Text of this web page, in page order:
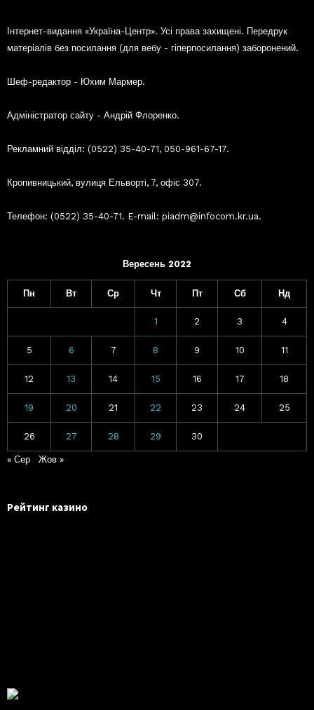
Інтернет-видання «Україна-Центр». Усі права захищені. Передрук
матеріалів без посилання (для вебу - гіперпосилання) заборонений.
Шеф-редактор - Юхим Мармер.
Адміністратор сайту - Андрій Флоренко.
Рекламний відділ: (0522) 35-40-71, 050-961-67-17.
Кропивницький, вулиця Ельворті, 7, офіс 307.
Телефон: (0522) 35-40-71. E-mail: piadm@infocom.kr.ua.
Вересень 2022
Пн Вт Ср Чт Пт Сб Нд
1 2 3 4
5 6 7 8 9 10 11
12 13 14 15 16 17 18
19 20 21 22 23 24 25
26 27 28 29 30
« Сер Жов »
Рейтинг казино